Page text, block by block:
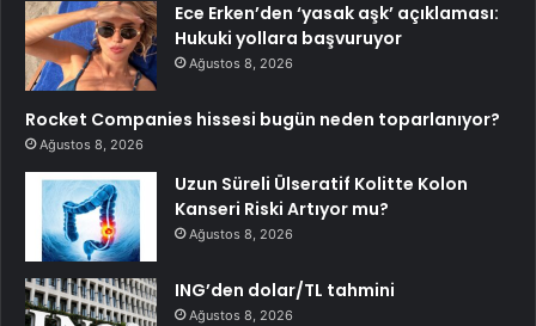
Ece Erken’den ‘yasak aşk’ açıklaması:
Hukuki yollara başvuruyor
Ağustos 8, 2026
Rocket Companies hissesi bugün neden toparlanıyor?
Ağustos 8, 2026
Uzun Süreli Ülseratif Kolitte Kolon
Kanseri Riski Artıyor mu?
Ağustos 8, 2026
ING’den dolar/TL tahmini
Ağustos 8, 2026